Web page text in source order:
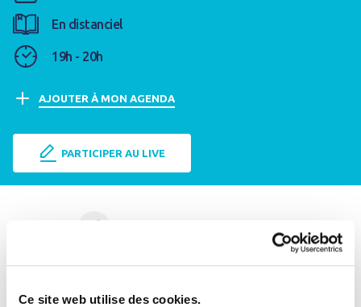
Ce site web utilise des cookies.
En distanciel
19h - 20h
AJOUTER À MON AGENDA
PARTICIPER AU LIVE